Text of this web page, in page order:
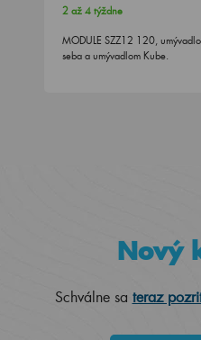
2 až 4 týždne
MODULE SZZ12 120,
seba a umývadlom Kube.
Nový
Schválne sa teraz